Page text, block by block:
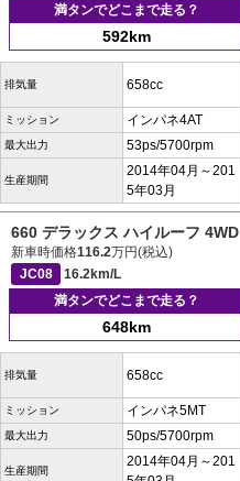
満タンでどこまで走る？
592km
排気量 658cc
ミッション インパネ4AT
最大出力 53ps/5700rpm
生産期間
2014年04月～201
5年03月
660 デラックス ハイルーフ 4WD
新車時価格116.2万円(税込)
JC08
16.2km/L
満タンでどこまで走る？
648km
排気量 658cc
ミッション インパネ5MT
最大出力 50ps/5700rpm
生産期間
2014年04月～201